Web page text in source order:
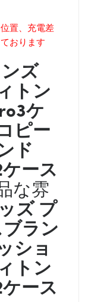
置、充電差
おります
ズ
トン
ケ
ピー
ド
ース
な雰
ズ プ
ラン
ショ
トン
ース